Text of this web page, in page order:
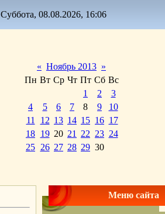
Суббота, 08.08.2026, 16:06
« Ноябрь 2013 »
Пн Вт Ср Чт Пт Сб Вс
1
2
3
4
5 6 7 8 9
10
11
12 13 14 15 16 17
18 19 20 21 22 23 24
25 26 27 28 29 30
Меню сайта